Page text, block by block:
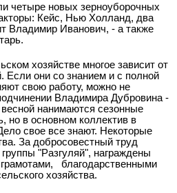
четыре новых зерноуборочных
Кейс, Нью Холланд, два
Владимир Иванович, - а также
хозяйстве многое зависит от
они со знанием и с полной
свою работу, можно не
Владимира Дубровина -
нанимаются сезонные
но в основном коллектив в
свое все знают. Некоторые
За добросовестный труд
"Разгуляй", награждены
благодарственными
хозяйства.